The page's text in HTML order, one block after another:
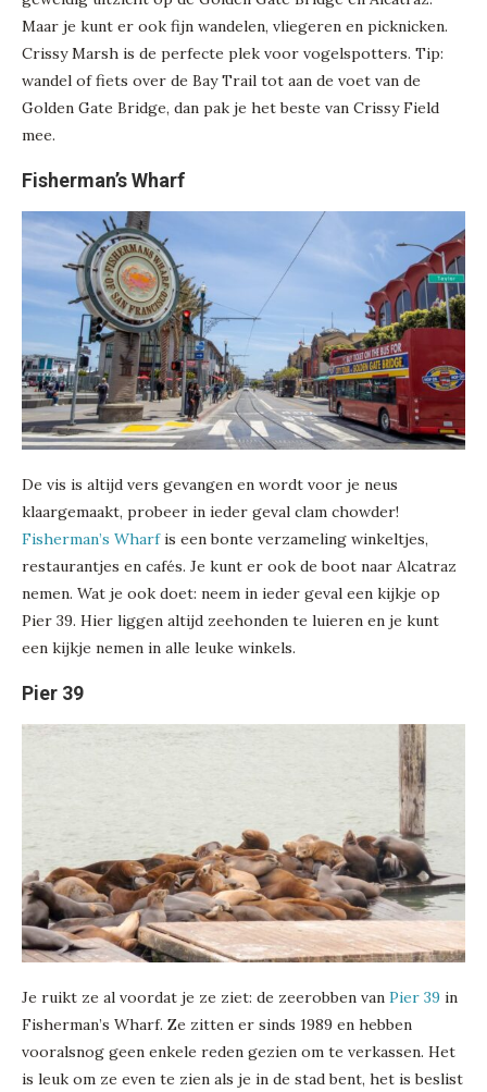
Maar je kunt er ook fijn wandelen, vliegeren en picknicken.
Crissy Marsh is de perfecte plek voor vogelspotters. Tip:
wandel of fiets over de Bay Trail tot aan de voet van de
Golden Gate Bridge, dan pak je het beste van Crissy Field
mee.
Fisherman’s Wharf
De vis is altijd vers gevangen en wordt voor je neus
klaargemaakt, probeer in ieder geval clam chowder!
Fisherman’s Wharfis een bonte verzameling winkeltjes,
restaurantjes en cafés. Je kunt er ook de boot naar Alcatraz
nemen. Wat je ook doet: neem in ieder geval een kijkje op
Pier 39. Hier liggen altijd zeehonden te luieren en je kunt
een kijkje nemen in alle leuke winkels.
Pier 39
Je ruikt ze al voordat je ze ziet: de zeerobben van Pier 39 in
Fisherman’s Wharf. Ze zitten er sinds 1989 en hebben
vooralsnog geen enkele reden gezien om te verkassen. Het
is leuk om ze even te zien als je in de stad bent, het is beslist